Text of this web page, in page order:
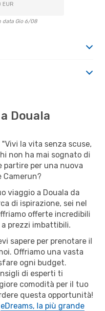
EUR
data Gio 6/08
Douala
la vita senza scuse,
non ha mai sognato di
partire per una nuova
viaggio a Douala da
di ispirazione, sei nel
offerte incredibili
prezzi imbattibili.
sapere per prenotare il
Offriamo una vasta
ogni budget.
di esperti ti
comodità per il tuo
questa opportunità!
eDreams, la più grande